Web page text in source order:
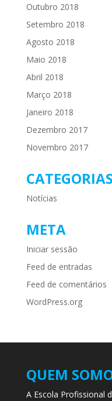
Outubro 2018
Setembro 2018
Agosto 2018
Maio 2018
Abril 2018
Março 2018
Janeiro 2018
Dezembro 2017
Novembro 2017
CATEGORIAS
Notícias
META
Iniciar sessão
Feed de entradas
Feed de comentários
WordPress.org
QUEM
A Escola Profissional